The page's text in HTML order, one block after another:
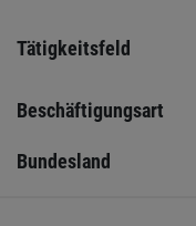
Tätigkeitsfeld
Beschäftigungsart
Bundesland